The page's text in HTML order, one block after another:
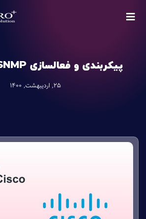
پیکربندی و فعالسازی SNMP در سیسکو
25, اردیبهشت, 1400